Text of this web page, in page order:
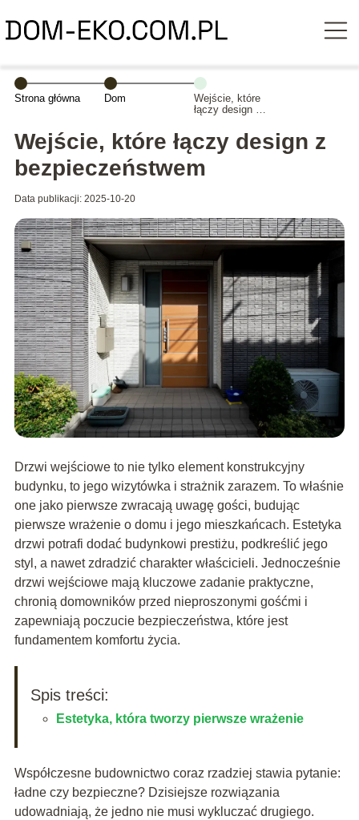
Strona główna Dom
Wejście, które
łączy design z
Wejście, które łączy design z
bezpieczeństwem
Data publikacji: 2025-10-20
Drzwi wejściowe to nie tylko element konstrukcyjny
budynku, to jego wizytówka i strażnik zarazem. To właśnie
one jako pierwsze zwracają uwagę gości, budując
pierwsze wrażenie o domu i jego mieszkańcach. Estetyka
drzwi potrafi dodać budynkowi prestiżu, podkreślić jego
styl, a nawet zdradzić charakter właścicieli. Jednocześnie
drzwi wejściowe mają kluczowe zadanie praktyczne,
chronią domowników przed nieproszonymi gośćmi i
zapewniają poczucie bezpieczeństwa, które jest
fundamentem komfortu życia.
Spis treści:
Estetyka, która tworzy pierwsze wrażenie
Współczesne budownictwo coraz rzadziej stawia pytanie:
ładne czy bezpieczne? Dzisiejsze rozwiązania
udowadniają, że jedno nie musi wykluczać drugiego.